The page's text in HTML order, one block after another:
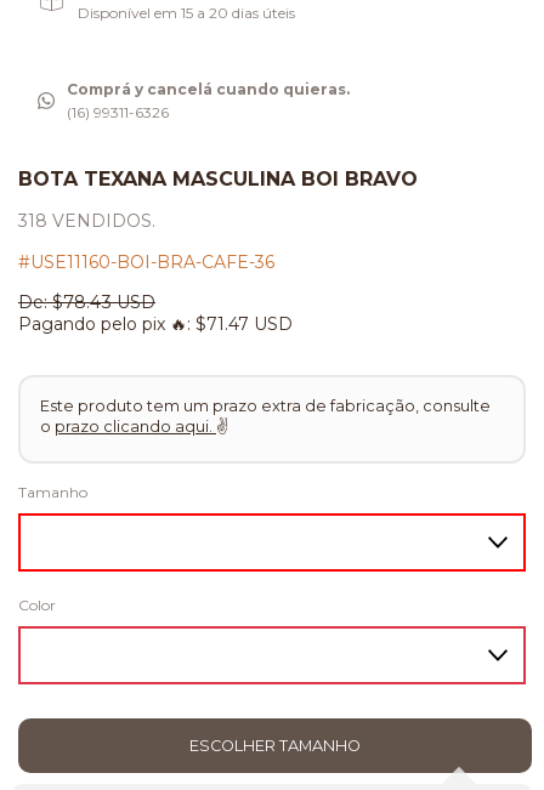
Disponível em 15 a 20 dias úteis
Comprá y cancelá cuando quieras.
(16) 99311-6326
BOTA TEXANA MASCULINA BOI BRAVO
318 VENDIDOS.
#USE11160-BOI-BRA-CAFE-36
De:$78.43 USD
Pagando pelo pix 🔥: $71.47 USD
Este produto tem um prazo extra de fabricação, consulte
o prazo clicando aqui. ✌
Tamanho
Color